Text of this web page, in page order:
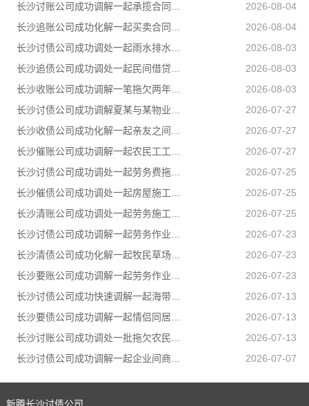
长沙讨账公司成功调解一起承揽合同纠纷案件，以柔性司法方式妥善化解民营企业之间矛盾
2026-08-04
长沙追账公司成功化解一起买卖合同纠纷，双方当事人对案件处理结果均表示认可和满意
2026-08-04
长沙讨债公司成功调处一起雨水排水引发的邻里相邻权纠纷
2026-08-03
长沙追债公司成功调处一起民间借贷纠纷，高效化解当事人矛盾，上门化解小额民间借贷纠纷
2026-08-03
长沙收账公司成功调解一笔拖欠两年的工程款，乙公司与甲公司就300889元工程款纠纷达成分期付款协议
2026-08-03
长沙讨债公司成功调解夏某与某物业公司物业服务合同纠纷
2026-07-27
长沙收债公司成功化解一起亲友之间的民间借贷纠纷，用司法温情弥合裂痕，让濒临破碎的亲情重回温暖轨道
2026-07-27
长沙催账公司成功调解一起农民工工伤赔偿纠纷，承办法官坚持情理法相融，在兼顾企业经营困境的同时，全力保障受伤农民工合法权益
2026-07-27
长沙讨债公司成功调处一起劳务费拖欠纠纷，帮助两名务工群众全额追回拖欠薪资
2026-07-25
长沙催债公司成功调处一起房屋施工遗留安全隐患引发的邻里纠纷，通过法理宣讲、耐心疏导，让邻里矛盾就地化解、邻里温情再度升温
2026-07-25
长沙清账公司成功调处一起劳务施工人身损害赔偿纠纷，原本因误工补偿僵持不下的张某、李某二人，在司法所工作人员耐心疏导、法理释明下，自愿达成一次性赔偿协议，一场劳务矛盾顺利圆满化解
2026-07-25
长沙讨债公司成功调解一起劳务作业引发的人身损害赔偿纠纷，通过耐心细致调解，圆满化解双方矛盾
2026-07-23
长沙清债公司成功化解一起牧民草场边界邻里纠纷，有效避免矛盾升级
2026-07-23
长沙要账公司成功调解一起劳务作业引发的人身损害赔偿纠纷，通过耐心细致调解，圆满化解双方矛盾
2026-07-23
长沙讨债公司成功快速调解一起海带加工产品运输合同纠纷
2026-07-13
长沙要债公司成功调解一起情侣同居期间因感情不和引发的健康权纠纷，有效避免纠纷升级
2026-07-13
长沙讨账公司成功调处一批拖欠农民工工资纠纷，让农民工不打官司就把工资要回来
2026-07-13
长沙讨债公司成功调解一起企业间商事合同纠纷
2026-07-07